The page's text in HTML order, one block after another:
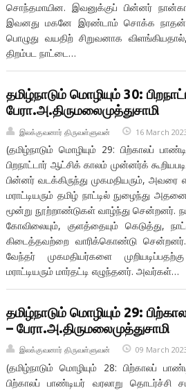
சொந்தமாயின. இவனுக்குப் பின்னர்
இவனது மகனே இரண்டாம் சொக்க
பொழுது வயதிற் சிறுவனாக
திறம்பட நாட்டை…
தமிழ்நாடும் மொழியும் 30:
பேரா.அ.திருமலைமுத்துசாமி
இலக்குவனார் திருவள்ளுவன் 16 March
(தமிழ்நாடும் மொழியும் 29: பிற்காலப்
பிறநாட்டார் ஆட்சிக் காலம் முன்னர்க்
பின்னர் வடக்கிருந்து முகமதியரும்,
மராட்டியரும் தமிழ் நாட்டில் நுழைந்து
மூன்று நூற்றாண்டுகள் வாழ்ந்து சென்றனர்.
கோவிலையும், குளத்தையும் கெடுத்து,
கிடைத்தவற்றை வாரிக்கொண்டு
வேந்தர் முகமதியர்களை
மராட்டியரும் மார்தட்டி எழுந்தனர். அவர்கள்…
தமிழ்நாடும் மொழியும் 29:
– பேரா.அ.திருமலைமுத்துசாமி
இலக்குவனார் திருவள்ளுவன் 09 March
(தமிழ்நாடும் மொழியும் 28: பிற்காலப்
பிற்காலப் பாண்டியர் வரலாறு தொடர்ச்சி